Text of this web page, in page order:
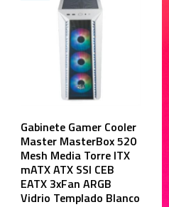
Gabinete Gamer Cooler
Master MasterBox 520
Mesh Media Torre ITX
mATX ATX SSI CEB
EATX 3xFan ARGB
Vidrio Templado Blanco